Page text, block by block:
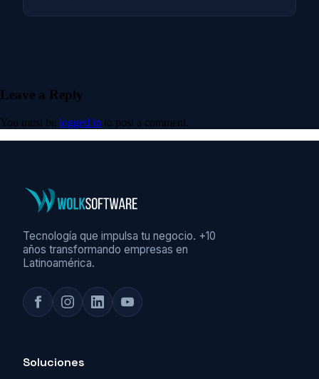
Leave a Reply
You must be logged in to post a comment.
Tecnología que impulsa tu negocio. +10
años transformando empresas en
Latinoamérica.
Soluciones